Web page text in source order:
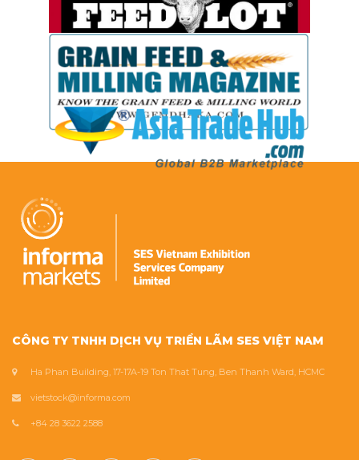
CÔNG TY TNHH DỊCH VỤ TRIỂN LÃM SES VIỆT NAM
Ha Phan Building, 17-17A-19 Ton That Tung, Ben Thanh Ward, HCMC
vietstock@informa.com
+84 28 3622 2588